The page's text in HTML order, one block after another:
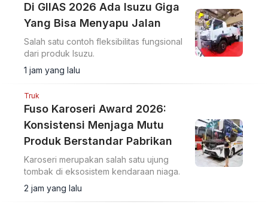
Di GIIAS 2026 Ada Isuzu Giga
Yang Bisa Menyapu Jalan
Salah satu contoh fleksibilitas fungsional
dari produk Isuzu.
1 jam yang lalu
Truk
Fuso Karoseri Award 2026:
Konsistensi Menjaga Mutu
Produk Berstandar Pabrikan
Karoseri merupakan salah satu ujung
tombak di eksosistem kendaraan niaga.
2 jam yang lalu